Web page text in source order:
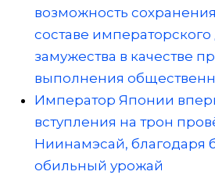
возможность
составе
замужества в качестве
выполнения
Император Японии
вступления на трон
Ниинамэсай, благодаря
обильный урожай